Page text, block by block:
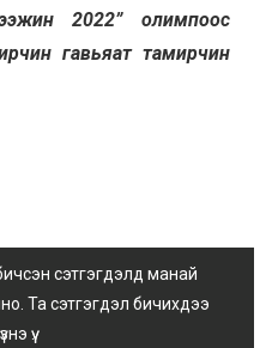
2022” олимпоос
гавьяат тамирчин
сэтгэгдэлд манай
Та сэтгэгдэл бичихдээ
үү.